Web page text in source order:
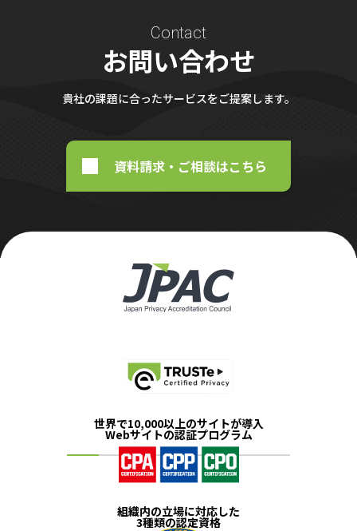
Contact
お問い合わせ
貴社の課題に合ったサービスをご提案します。
資料請求・ご相談はこちら
世界で10,000以上のサイトが導入
Webサイトの認証プログラム
組織内の立場に対応した
3種類の認定資格